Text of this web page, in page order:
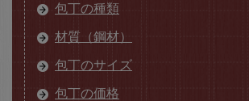
包丁の種類
材質（鋼材）
包丁のサイズ
包丁の価格